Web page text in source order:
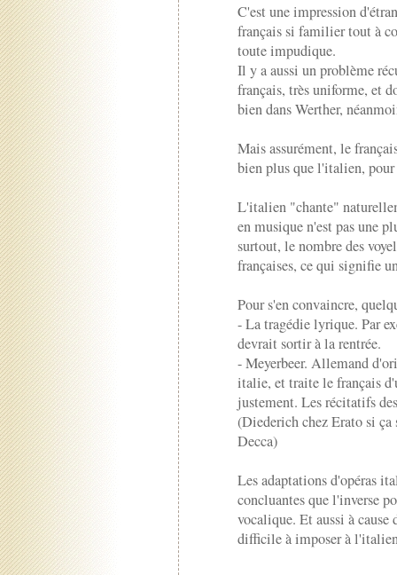
C'est une impression
français si familier tout à
toute impudique.
Il y a aussi un problème
français, très uniforme, et
bien dans Werther,
Mais assurément, le
bien plus que l'italien,
L'italien "chante"
en musique n'est pas une
surtout, le nombre des
françaises, ce qui signifie
Pour s'en convaincre,
- La tragédie lyrique. Par
devrait sortir à la rentrée.
- Meyerbeer. Allemand
italie, et traite le français
justement. Les récitatifs
(Diederich chez Erato si ça
Decca)
Les adaptations d'opéras
concluantes que l'inverse
vocalique. Et aussi à
difficile à imposer à